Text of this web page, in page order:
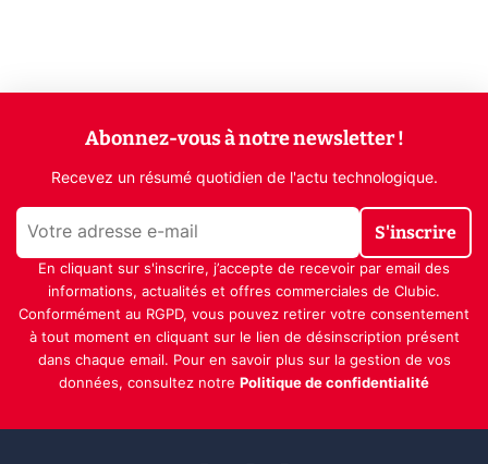
Abonnez-vous à notre newsletter !
Recevez un résumé quotidien de l'actu technologique.
S'inscrire
En cliquant sur s'inscrire, j’accepte de recevoir par email des
informations, actualités et offres commerciales de Clubic.
Conformément au RGPD, vous pouvez retirer votre consentement
à tout moment en cliquant sur le lien de désinscription présent
dans chaque email. Pour en savoir plus sur la gestion de vos
données, consultez notre Politique de confidentialité